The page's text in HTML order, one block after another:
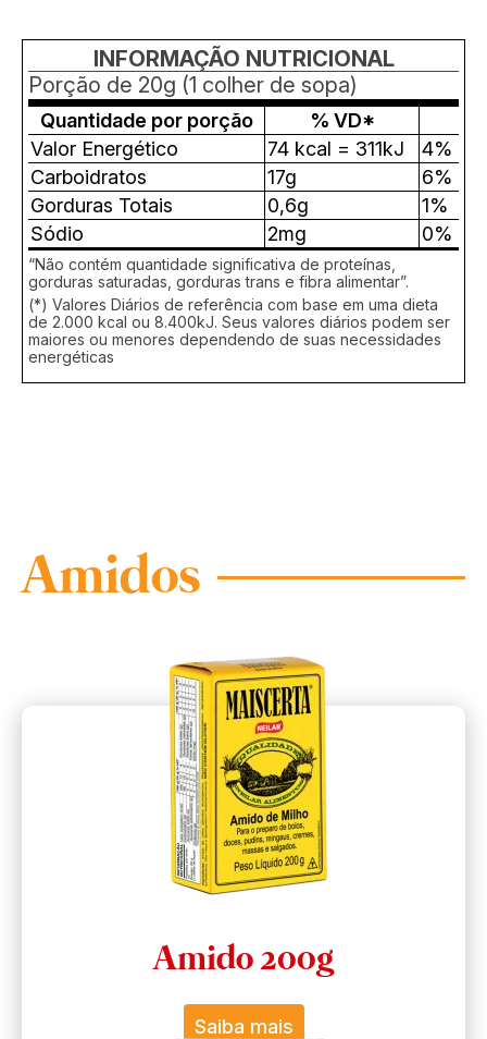
INFORMAÇÃO NUTRICIONAL
Porção de 20g (1 colher de sopa)
Quantidade por porção
% VD*
Valor Energético
74 kcal = 311kJ
4%
Carboidratos
17g
6%
Gorduras Totais
0,6g
1%
Sódio
2mg 0%
“Não contém quantidade significativa de proteínas,
gorduras saturadas, gorduras trans e fibra alimentar”.
(*) Valores Diários de referência com base em uma dieta
de 2.000 kcal ou 8.400kJ. Seus valores diários podem ser
maiores ou menores dependendo de suas necessidades
energéticas
Amidos
Amido 200g
Saiba mais